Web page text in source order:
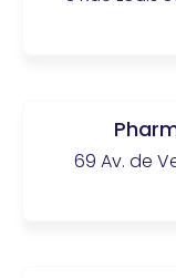
69 Av. de